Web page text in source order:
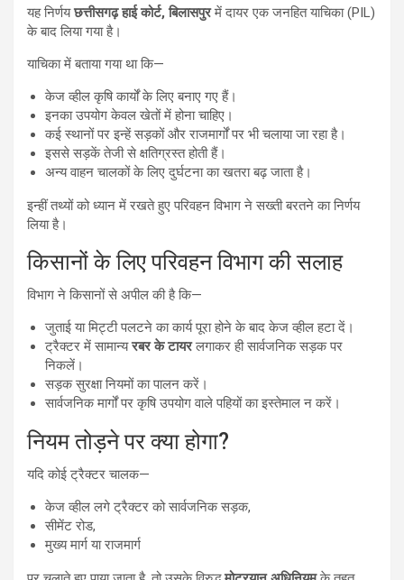
यह निर्णयछत्तीसगढ़ हाई कोर्ट, बिलासपुरमें दायर एक जनहित याचिका (PIL)
के बाद लिया गया है।
याचिका में बताया गया था कि—
केज व्हील कृषि कार्यों के लिए बनाए गए हैं।
इनका उपयोग केवल खेतों में होना चाहिए।
कई स्थानों पर इन्हें सड़कों और राजमार्गों पर भी चलाया जा रहा है।
इससे सड़कें तेजी से क्षतिग्रस्त होती हैं।
अन्य वाहन चालकों के लिए दुर्घटना का खतरा बढ़ जाता है।
इन्हीं तथ्यों को ध्यान में रखते हुए परिवहन विभाग ने सख्ती बरतने का निर्णय
लिया है।
किसानों के लिए परिवहन विभाग की सलाह
विभाग ने किसानों से अपील की है कि—
जुताई या मिट्टी पलटने का कार्य पूरा होने के बाद केज व्हील हटा दें।
ट्रैक्टर में सामान्यरबर के टायरलगाकर ही सार्वजनिक सड़क पर
निकलें।
सड़क सुरक्षा नियमों का पालन करें।
सार्वजनिक मार्गों पर कृषि उपयोग वाले पहियों का इस्तेमाल न करें।
नियम तोड़ने पर क्या होगा?
यदि कोई ट्रैक्टर चालक—
केज व्हील लगे ट्रैक्टर को सार्वजनिक सड़क,
सीमेंट रोड,
मुख्य मार्ग या राजमार्ग